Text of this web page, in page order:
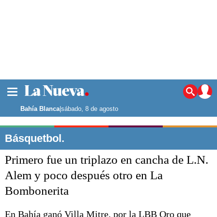
Noticias
La ciudad
Punta Alta
El mundo
Seguridad
Liga del Sur
Bahía Blanca|sábado, 8 de agosto
Básquetbol.
Primero fue un triplazo en cancha de L.N.
Alem y poco después otro en La
Bombonerita
En Bahía ganó Villa Mitre, por la LBB Oro que